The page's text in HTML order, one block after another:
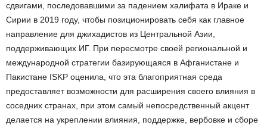
сдвигами, последовавшими за падением халифата в Ираке и
Сирии в 2019 году, чтобы позиционировать себя как главное
направление для джихадистов из Центральной Азии,
поддерживающих ИГ. При пересмотре своей региональной и
международной стратегии базирующаяся в Афганистане и
Пакистане ISKP оценила, что эта благоприятная среда
предоставляет возможности для расширения своего влияния в
соседних странах, при этом самый непосредственный акцент
делается на укреплении влияния, поддержке, вербовке и сборе